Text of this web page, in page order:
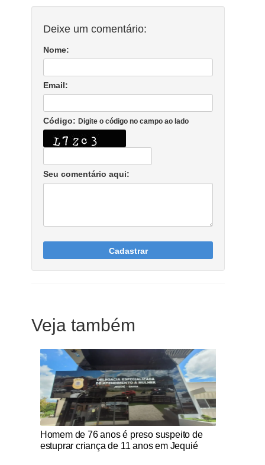
Deixe um comentário:
Nome:
Email:
Código: Digite o código no campo ao lado
Seu comentário aqui:
Cadastrar
Veja também
Notícias Católicas
Homem de 76 anos é preso suspeito de
estuprar criança de 11 anos em Jequié